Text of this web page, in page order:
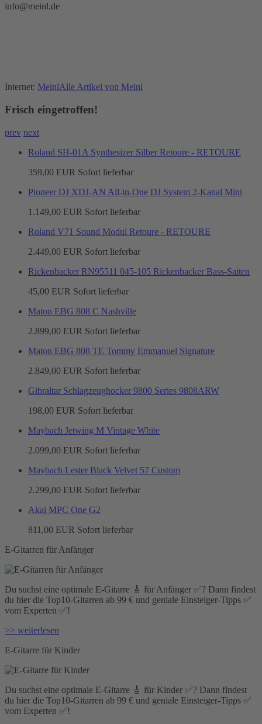
info@meinl.de
Internet: MeinlAlle Artikel von Meinl
Frisch eingetroffen!
prev next
Roland SH-01A Synthesizer Silber Retoure - RETOURE
359,00 EUR Sofort lieferbar
Pioneer DJ XDJ-AN All-in-One DJ System 2-Kanal Mini
1.149,00 EUR Sofort lieferbar
Roland V71 Sound Modul Retoure - RETOURE
2.449,00 EUR Sofort lieferbar
Rickenbacker RN95511 045-105 Rickenbacker Bass-Saiten
45,00 EUR Sofort lieferbar
Maton EBG 808 C Nashville
2.899,00 EUR Sofort lieferbar
Maton EBG 808 TE Tommy Emmanuel Signature
2.849,00 EUR Sofort lieferbar
Gibraltar Schlagzeughocker 9800 Series 9808ARW
198,00 EUR Sofort lieferbar
Maybach Jetwing M Vintage White
2.099,00 EUR Sofort lieferbar
Maybach Lester Black Velvet 57 Custom
2.299,00 EUR Sofort lieferbar
Akai MPC One G2
811,00 EUR Sofort lieferbar
E-Gitarren für Anfänger
Du suchst eine optimale E-Gitarre 🎸 für Anfänger ✅? Dann findest
du hier die Top10-Gitarren ab 99 € und geniale Einsteiger-Tipps ✅
vom Experten ✅!
>> weiterlesen
E-Gitarre für Kinder
Du suchst eine optimale E-Gitarre 🎸 für Kinder ✅? Dann findest
du hier die Top10-Gitarren ab 99 € und geniale Einsteiger-Tipps ✅
vom Experten ✅!